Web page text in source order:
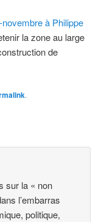
à Philippe
la zone au large
de
.
sur la « non
l’embarras
politique,